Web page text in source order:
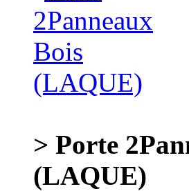
> Porte
(LAQUE)